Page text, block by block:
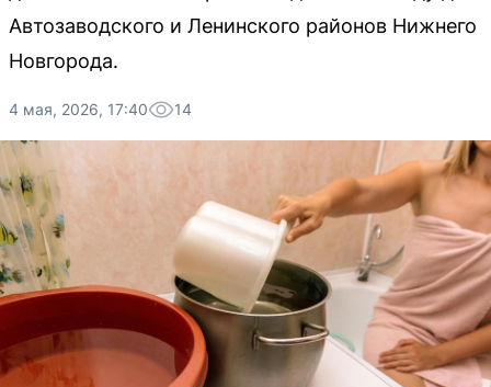
Автозаводского и Ленинского районов Нижнего
Новгорода.
4 мая, 2026, 17:40 14